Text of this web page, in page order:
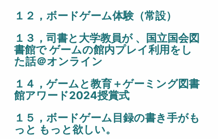
１２，ボードゲーム体験（常設）
１３，司書と大学教員が 、国立国会図
書館で ゲームの館内プレイ利用をし
た話＠オンライン
１４，ゲームと教育＋ゲーミング図書
館アワード2024授賞式
１５，ボードゲーム目録の書き手がも
っと もっと欲しい。